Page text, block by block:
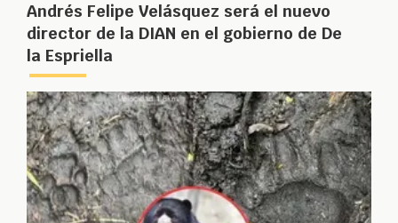
Andrés Felipe Velásquez será el nuevo
director de la DIAN en el gobierno de De
la Espriella